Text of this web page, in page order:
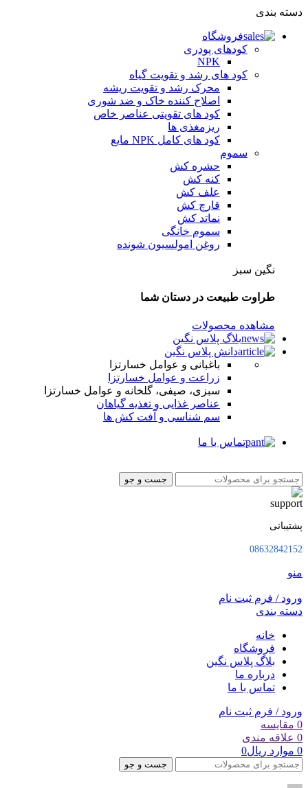
دسته بندی
فروشگاه
کودهای پودری
NPK
کود های رشد و تقویت گیاه
محرک رشد و تقویت ریشه
اصلاح کننده خاک و ضد شوری
کود های تقویتی عناصر خاص
ریزمغذی ها
کود های کامل NPK مایع
سموم
حشره کش
کنه کش
علف کش
قارچ کش
نماتد کش
سموم خانگی
روغن امولسیون شونده
نگین سبز
طراوت طبیعت در دستان شما
مشاهده محصولات
بلاگ پلاس نگین
دانش پلاس نگین
باغبانی و عوامل خسارتزا
زراعت و عوامل خسارتزا
سبزی، صیفی، گلخانه و عوامل خسارتزا
عناصر غذایی و تغذیه گیاهان
سم شناسی و آفت کش ها
تماس با ما
جست و جو
پشتیبانی
08632842152
منو
ورود / فرم ثبت نام
دسته بندی
خانه
فروشگاه
بلاگ پلاس نگین
درباره ما
تماس با ما
ورود / فرم ثبت نام
0 مقایسه
0 علاقه مندی
0 موارد ریال0
جست و جو